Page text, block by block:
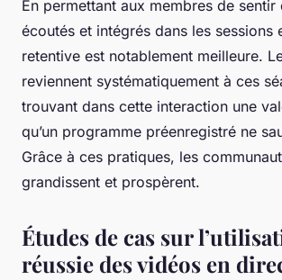
En permettant aux membres de sentir
écoutés et intégrés dans les sessions
retentive est notablement meilleure.
reviennent systématiquement à ces
trouvant dans cette interaction une
qu’un programme préenregistré ne
Grâce à ces pratiques, les
grandissent et prospèrent.
Études de cas sur
réussie des vidéos en